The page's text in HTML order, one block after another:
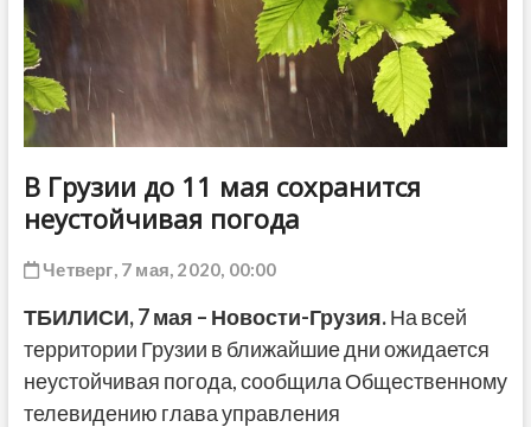
В Грузии до 11 мая сохранится
неустойчивая погода
Четверг, 7 мая, 2020, 00:00
ТБИЛИСИ,7 мая – Новости-Грузия.На всей
территории Грузии в ближайшие дни ожидается
неустойчивая погода, сообщила Общественному
телевидению глава управления